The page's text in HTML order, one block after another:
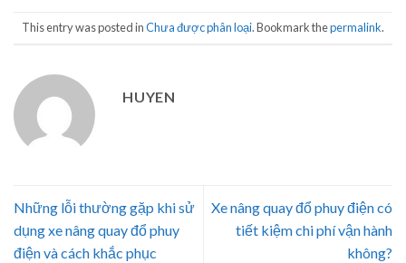
This entry was posted inChưa được phân loại. Bookmark thepermalink.
HUYEN
Những lỗi thường gặp khi sử
dụng xe nâng quay đổ phuy
điện và cách khắc phục
Xe nâng quay đổ phuy điện có
tiết kiệm chi phí vận hành
không?